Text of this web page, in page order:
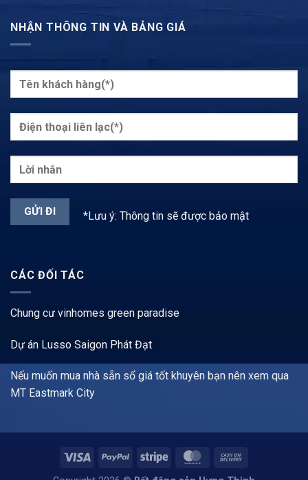
NHẬN THÔNG TIN VÀ BẢNG GIÁ
*Lưu ý: Thông tin sẽ được bảo mật
CÁC ĐỐI TÁC
Chung cư vinhomes green paradise
Dự án Lusso Saigon Phát Đạt
Nếu muốn mua nhà sẵn sổ giá tốt khuyên bạn nên xem qua
MT Eastmark City